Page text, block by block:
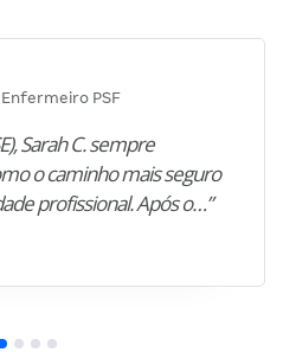
PSF
Sarah C. sempre
o caminho mais seguro
profissional. Após o…”